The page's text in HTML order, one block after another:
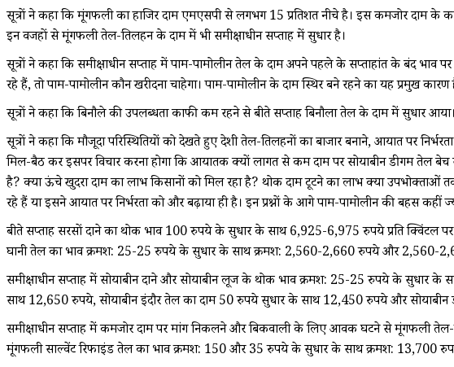
सूत्रों ने कहा कि मूंगफली का हाजिर दाम एमएसपी से लगभग 15 प्रतिशत नीचे है। इस कमजोर दाम
इन वजहों से मूंगफली तेल-तिलहन के दाम में भी समीक्षाधीन सप्ताह में सुधार है।
सूत्रों ने कहा कि समीक्षाधीन सप्ताह में पाम-पामोलीन तेल के दाम अपने पहले के सप्ताहांत के बंद भाव
रहे हैं, तो पाम-पामोलीन कौन खरीदना चाहेगा। पाम-पामोलीन के दाम स्थिर बने रहने का यह प्रमुख कारण
सूत्रों ने कहा कि बिनौले की उपलब्धता काफी कम रहने से बीते सप्ताह बिनौला तेल के दाम में सुधार
सूत्रों ने कहा कि मौजूदा परिस्थितियों को देखते हुए देशी तेल-तिलहनों का बाजार बनाने, आयात पर
मिल-बैठ कर इसपर विचार करना होगा कि आयातक क्यों लागत से कम दाम पर सोयाबीन डीगम तेल
है? क्या ऊंचे खुदरा दाम का लाभ किसानों को मिल रहा है? थोक दाम टूटने का लाभ क्या
रहे हैं या इसने आयात पर निर्भरता को और बढ़ाया ही है। इन प्रश्नों के आगे पाम-पामोलीन की बहस कहीं
बीते सप्ताह सरसों दाने का थोक भाव 100 रुपये के सुधार के साथ 6,925-6,975 रुपये प्रति
घानी तेल का भाव क्रमश: 25-25 रुपये के सुधार के साथ क्रमश: 2,560-2,660 रुपये और 2,560-
समीक्षाधीन सप्ताह में सोयाबीन दाने और सोयाबीन लूज के थोक भाव क्रमश: 25-25 रुपये के सुधार
साथ 12,650 रुपये, सोयाबीन इंदौर तेल का दाम 50 रुपये सुधार के साथ 12,450 रुपये और
समीक्षाधीन सप्ताह में कमजोर दाम पर मांग निकलने और बिकवाली के लिए आवक घटने से मूंगफली
मूंगफली साल्वेंट रिफाइंड तेल का भाव क्रमश: 150 और 35 रुपये के सुधार के साथ क्रमश: 13,700